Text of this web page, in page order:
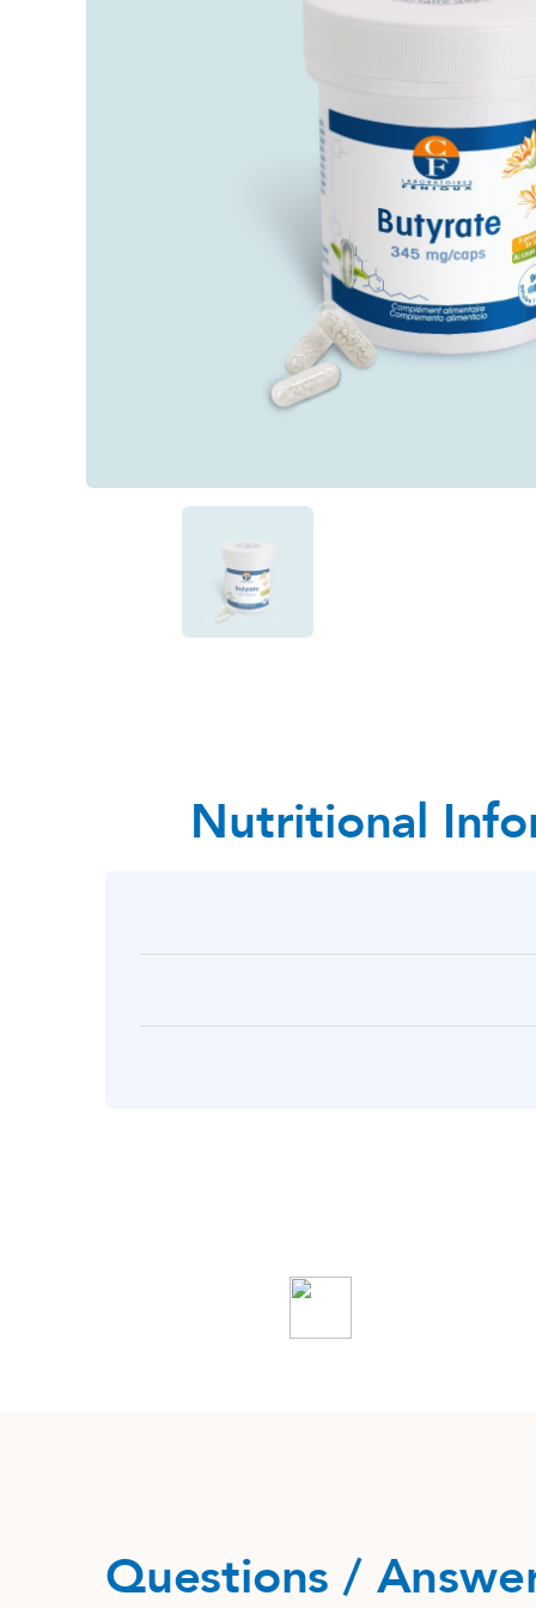
Safrazen®
Trypto B6
Magnésium
Griffonia
Magnésium
Nutritional
Questions /